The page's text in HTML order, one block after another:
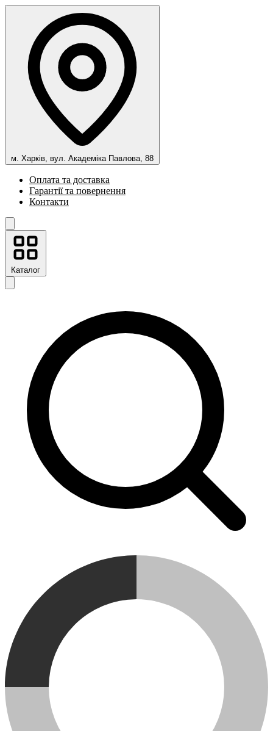
м. Харків, вул. Академіка Павлова, 88
Оплата та доставка
Гарантії та повернення
Контакти
Каталог